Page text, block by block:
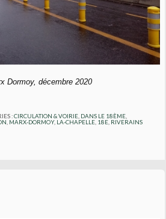
Dormoy, décembre 2020
:CIRCULATION & VOIRIE, DANS LE 18ÈME,
MARX-DORMOY, LA-CHAPELLE 18E RIVERAINS